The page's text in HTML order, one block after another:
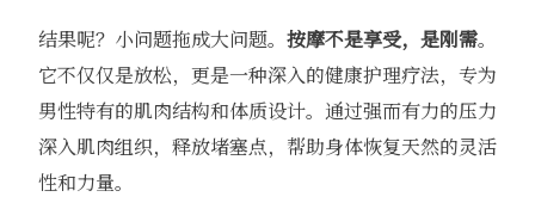
结果呢？小问题拖成大问题。 按摩不是享受，是刚需。
它不仅仅是放松，更是一种深入的健康护理疗法，专为
男性特有的肌肉结构和体质设计。通过强而有力的压力
深入肌肉组织，释放堵塞点，帮助身体恢复天然的灵活
性和力量。